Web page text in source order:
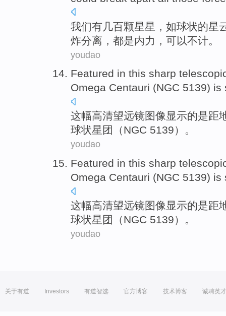
我们有 几百颗星星 ， 如球状的星
炸分离 ， 都是内力 ，可以不计。
youdao
Featured in this sharp
Omega Centauri (NGC 5139) is
这幅高清望远镜图像显示的是距
球状星团 （NGC 5139）。
youdao
Featured in this sharp
Omega Centauri (NGC 5139) is
这幅高清望远镜图像显示的是距
球状星团 （NGC 5139）。
youdao
关于有道 Investors 有道智选 官方博客 技术博客 诚聘英才